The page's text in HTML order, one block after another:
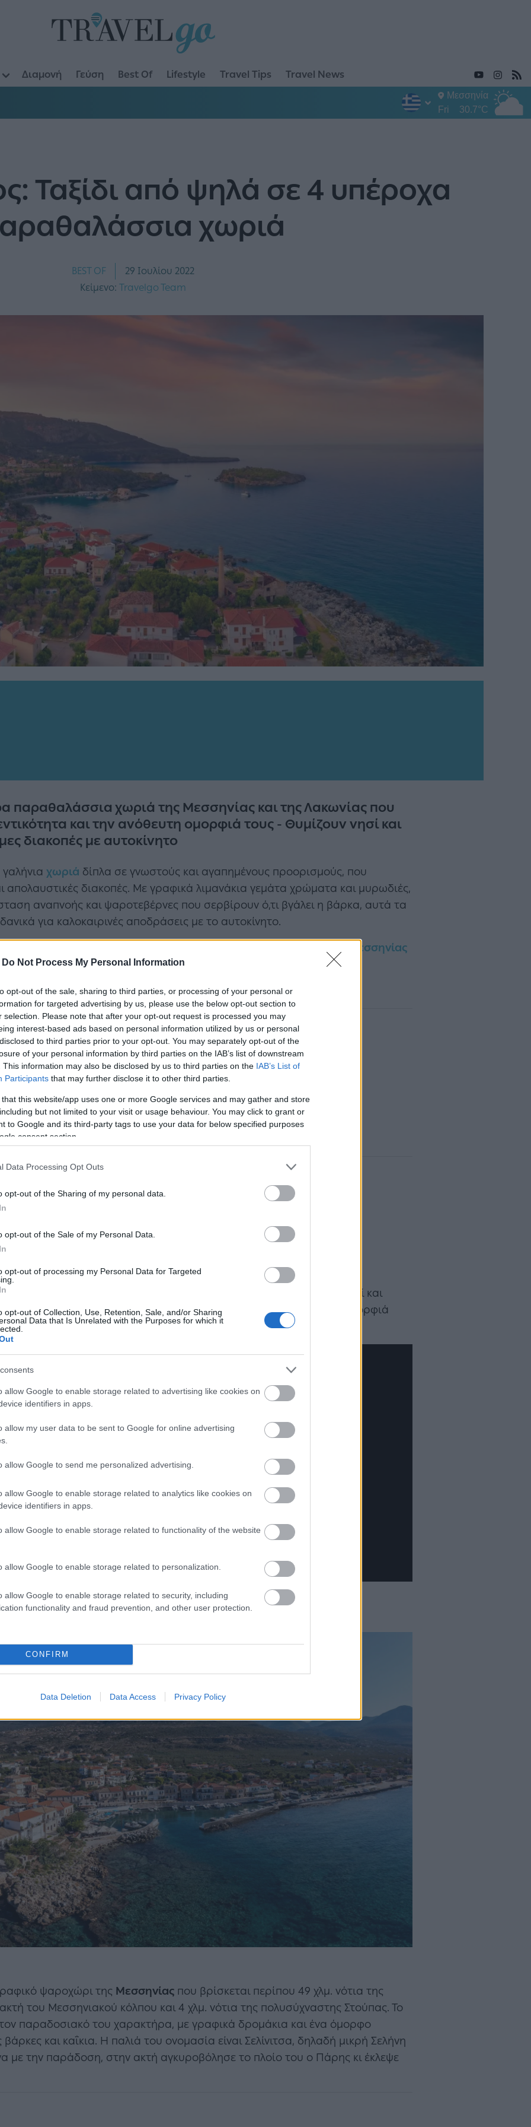
Do Not Process My Personal Information
opt-out of the sale, sharing to third parties, or processing of your personal or
for targeted advertising by us, please use the below opt-out section to
selection. Please note that after your opt-out request is processed you may
interest-based ads based on personal information utilized by us or personal
to third parties prior to your opt-out. You may separately opt-out of the
of your personal information by third parties on the IAB’s list of downstream
This information may also be disclosed by us to third parties on the IAB’s List of
Participants that may further disclose it to other third parties.
that this website/app uses one or more Google services and may gather and store
but not limited to your visit or usage behaviour. You may click to grant or
to Google and its third-party tags to use your data for below specified purposes
consent section.
Data Processing Opt Outs
opt-out of the Sharing of my personal data.
opt-out of the Sale of my Personal Data.
opt-out of processing my Personal Data for Targeted
opt-out of Collection, Use, Retention, Sale, and/or Sharing
Data that Is Unrelated with the Purposes for which it
allow Google to enable storage related to advertising like cookies on
identifiers in apps.
allow my user data to be sent to Google for online advertising
allow Google to send me personalized advertising.
allow Google to enable storage related to analytics like cookies on
identifiers in apps.
allow Google to enable storage related to functionality of the website
allow Google to enable storage related to personalization.
allow Google to enable storage related to security, including
functionality and fraud prevention, and other user protection.
CONFIRM
Data Deletion Data Access Privacy Policy
Διαμονή Γεύση Best Of Lifestyle Travel Tips Travel News
Μεσσηνία
Fri
30.7°C
Ταξίδι από ψηλά σε 4 υπέροχα
χωριά
BEST OF
29 Ιουλίου 2022
Κείμενο: Travelgo Team
παραθαλάσσια χωριά της Μεσσηνίας και της Λακωνίας που
και την ανόθευτη ομορφιά τους - Θυμίζουν νησί και
διακοπές με αυτοκίνητο
γαλήνια χωριά δίπλα σε γνωστούς και αγαπημένους προορισμούς, που
απολαυστικές διακοπές. Με γραφικά λιμανάκια γεμάτα χρώματα και μυρωδιές,
αναπνοής και ψαροτεβέρνες που σερβίρουν ό,τι βγάλει η βάρκα, αυτά τα
για καλοκαιρινές αποδράσεις με το αυτοκίνητο.
Μεσσηνίας
να ανυπομονούμε να τα επισκεφτούμε.
παραλίες για εκδρομή με το αυτοκίνητο
παράδεισο της Μεσσηνίας
4 γραφικά χωριά πάνω
. Τέσσερα παραθαλάσσια χωριά που θυμίζουν νησί και
και τον πιο απαιτητικό επισκέπτη με την αυθεντικότητα και την ομορφιά
βίντεο και πάρτε ιδέες για τις επόμενες αποδράσεις σας.
ψαροχώρι της Μεσσηνίας που βρίσκεται περίπου 49 χλμ. νότια της
του Μεσσηνιακού κόλπου και 4 χλμ. νότια της πολυσύχναστης Στούπας. Το
παραδοσιακό του χαρακτήρα, με γραφικά δρομάκια και ένα όμορφο
και καΐκια. Η παλιά του ονομασία είναι Σελίνιτσα, δηλαδή μικρή Σελήνη
με την παράδοση, στην ακτή αγκυροβόλησε το πλοίο του ο Πάρης κι έκλεψε